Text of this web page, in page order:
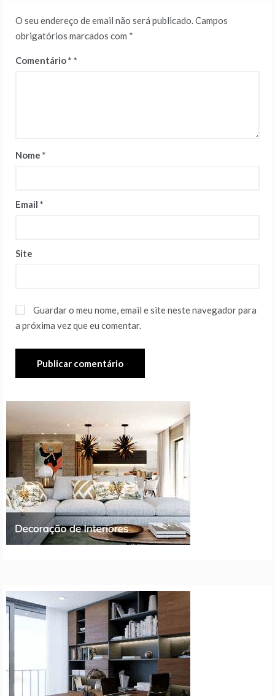
O seu endereço de email não será publicado.Campos
obrigatórios marcados com *
Comentário*
Nome *
Email *
Site
Guardar o meu nome, email e site neste navegador para
a próxima vez que eu comentar.